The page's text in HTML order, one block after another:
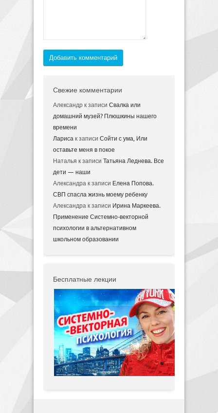
Добавить комментарий
Свежие комментарии
Александр к записи Свалка или
домашний музей? Плюшкины нашего
времени
Лариса к записи Сойти с ума, Или
оставьте меня в покое
Наталья к записи Татьяна Леднева. Все
дети — наши
Александра к записи Елена Попова.
СВП спасла жизнь моему ребенку
Александра к записи Ирина Маркеева.
Применение Системно-векторной
психологии в альтернативном
школьном образовании
Бесплатные лекции